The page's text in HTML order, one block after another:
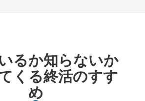
るか知らないか
くる終活のすす
め